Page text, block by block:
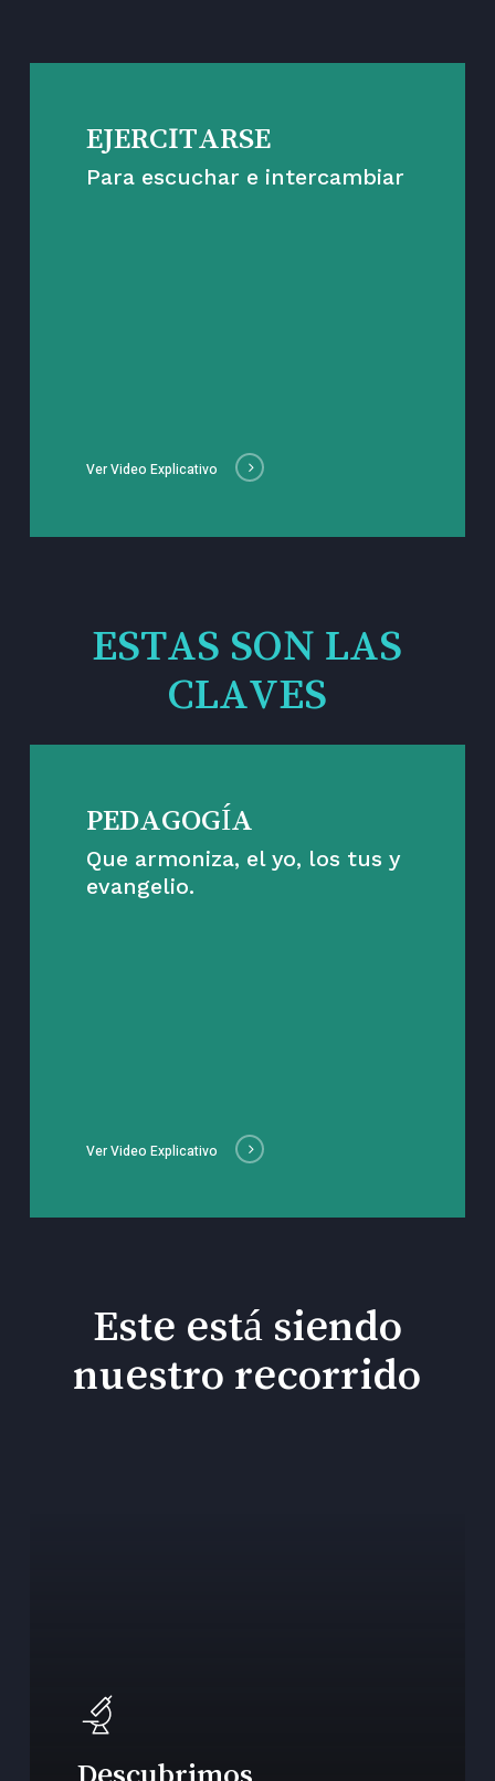
EJERCITARSE
Para escuchar e intercambiar
Ver Video Explicativo
ESTAS SON LAS
CLAVES
PEDAGOGÍA
Que armoniza, el yo, los tus y
evangelio.
Ver Video Explicativo
Este está siendo
nuestro recorrido
Descubrimos